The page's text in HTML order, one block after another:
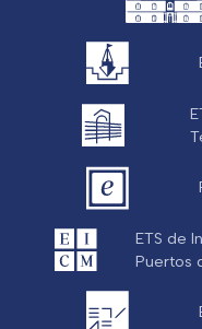
ETS de
Puertos